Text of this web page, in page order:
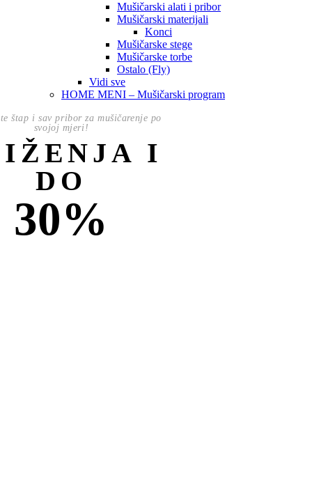
Mušičarski alati i pribor
Mušičarski materijali
Konci
Mušičarske stege
Mušičarske torbe
Ostalo (Fly)
Vidi sve
HOME MENI – Mušičarski program
štap i sav pribor za mušičarenje po
svojoj mjeri!
I
DO
30%